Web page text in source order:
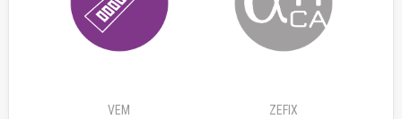
VEM ZEFIX